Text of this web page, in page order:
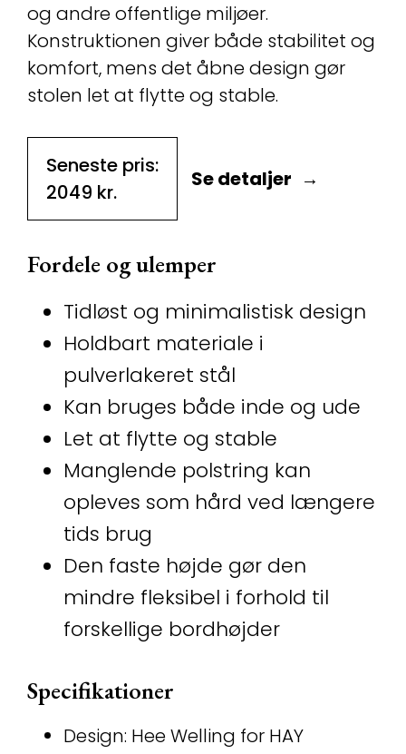
og andre offentlige miljøer.
Konstruktionen giver både stabilitet og
komfort, mens det åbne design gør
stolen let at flytte og stable.
Fordele og ulemper
Tidløst og minimalistisk design
Holdbart materiale i
pulverlakeret stål
Kan bruges både inde og ude
Let at flytte og stable
Manglende polstring kan
opleves som hård ved længere
tids brug
Den faste højde gør den
mindre fleksibel i forhold til
forskellige bordhøjder
Specifikationer
Design: Hee Welling for HAY
Seneste pris:
2049 kr.
Se detaljer